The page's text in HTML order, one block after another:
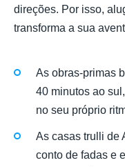
direções. Por isso,
transforma a sua
As obras-primas
40 minutos ao
no seu próprio
As casas trulli de
conto de fadas e